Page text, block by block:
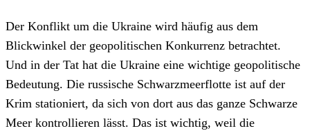
Der Konflikt um die Ukraine wird häufig aus dem
Blickwinkel der geopolitischen Konkurrenz betrachtet.
Und in der Tat hat die Ukraine eine wichtige geopolitische
Bedeutung. Die russische Schwarzmeerflotte ist auf der
Krim stationiert, da sich von dort aus das ganze Schwarze
Meer kontrollieren lässt. Das ist wichtig, weil die